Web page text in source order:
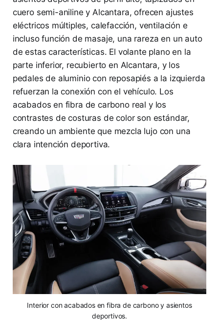
cuero semi-aniline y Alcantara, ofrecen ajustes
eléctricos múltiples, calefacción, ventilación e
incluso función de masaje, una rareza en un auto
de estas características. El volante plano en la
parte inferior, recubierto en Alcantara, y los
pedales de aluminio con reposapiés a la izquierda
refuerzan la conexión con el vehículo. Los
acabados en fibra de carbono real y los
contrastes de costuras de color son estándar,
creando un ambiente que mezcla lujo con una
clara intención deportiva.
Interior con acabados en fibra de carbono y asientos
deportivos.